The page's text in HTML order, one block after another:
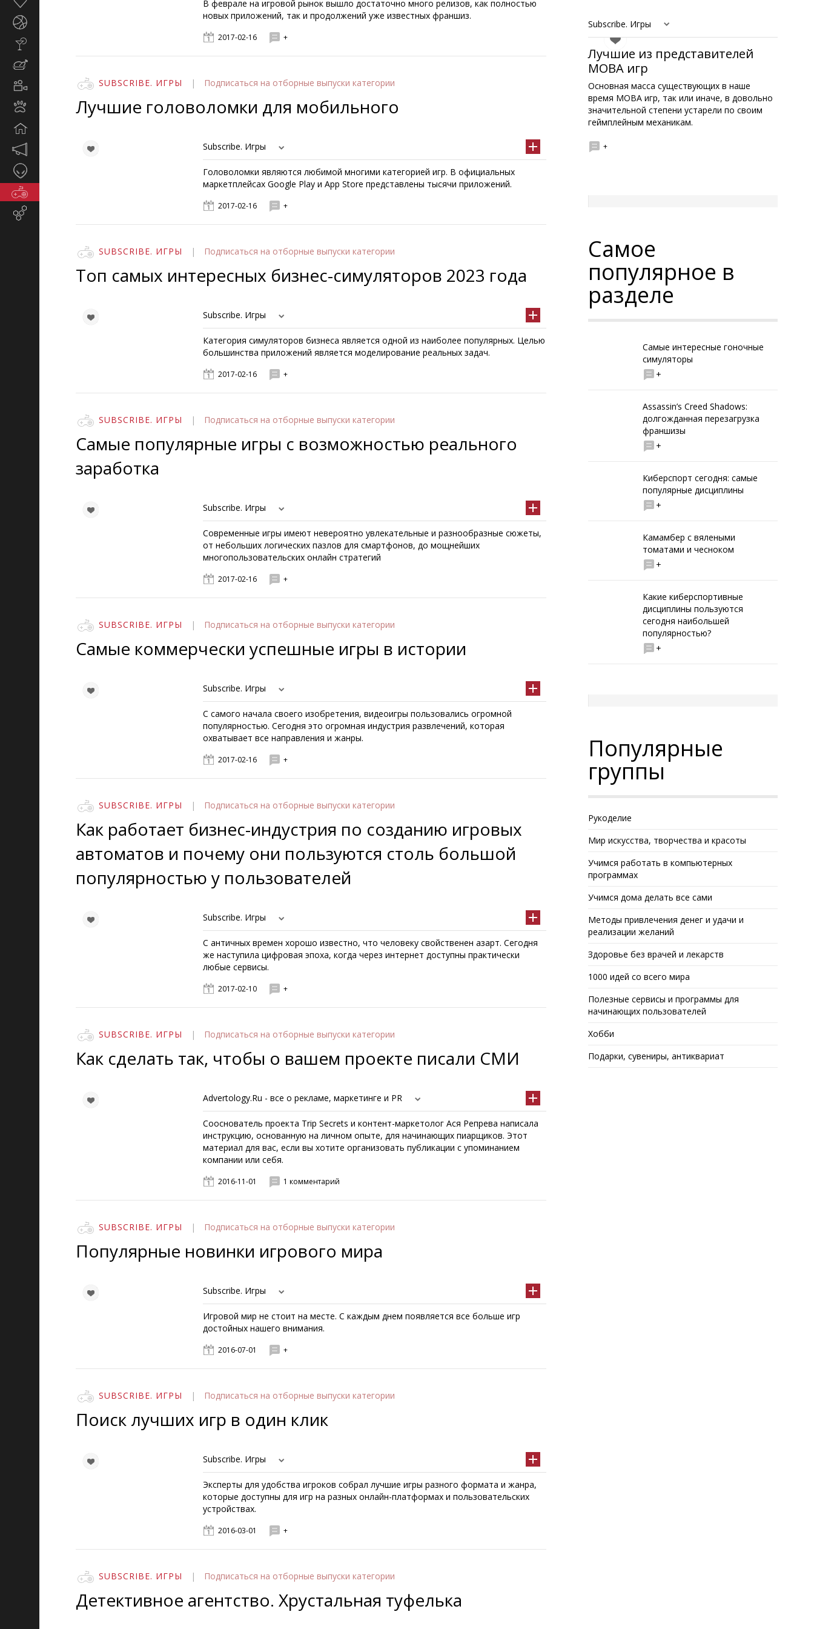
Животные
Маркетинг
маркетинг
В феврале на игровой рынок вышло достаточно много релизов, как полностью
новых приложений, так и продолжений уже известных франшиз.
2017-02-16 +
SUBSCRIBE. ИГРЫ | Подписаться на отборные выпуски категории
Лучшие головоломки для мобильного
Subscribe. Игры
Головоломки являются любимой многими категорией игр. В официальных
маркетплейсах Google Play и App Store представлены тысячи приложений.
2017-02-16 +
SUBSCRIBE. ИГРЫ | Подписаться на отборные выпуски категории
Топ самых интересных бизнес-симуляторов 2023 года
Subscribe. Игры
Категория симуляторов бизнеса является одной из наиболее популярных. Целью
большинства приложений является моделирование реальных задач.
2017-02-16 +
SUBSCRIBE. ИГРЫ | Подписаться на отборные выпуски категории
Самые популярные игры с возможностью реального
заработка
Subscribe. Игры
Современные игры имеют невероятно увлекательные и разнообразные сюжеты,
от небольших логических пазлов для смартфонов, до мощнейших
многопользовательских онлайн стратегий
2017-02-16 +
SUBSCRIBE. ИГРЫ | Подписаться на отборные выпуски категории
Самые коммерчески успешные игры в истории
Subscribe. Игры
С самого начала своего изобретения, видеоигры пользовались огромной
популярностью. Сегодня это огромная индустрия развлечений, которая
охватывает все направления и жанры.
2017-02-16 +
SUBSCRIBE. ИГРЫ | Подписаться на отборные выпуски категории
Как работает бизнес-индустрия по созданию игровых
автоматов и почему они пользуются столь большой
популярностью у пользователей
Subscribe. Игры
С античных времен хорошо известно, что человеку свойственен азарт. Сегодня
же наступила цифровая эпоха, когда через интернет доступны практически
любые сервисы.
2017-02-10 +
SUBSCRIBE. ИГРЫ | Подписаться на отборные выпуски категории
Как сделать так, чтобы о вашем проекте писали СМИ
Advertology.Ru - все о рекламе, маркетинге и PR
Сооснователь проекта Trip Secrets и контент-маркетолог Ася Репрева написала
инструкцию, основанную на личном опыте, для начинающих пиарщиков. Этот
материал для вас, если вы хотите организовать публикации с упоминанием
компании или себя.
2016-11-01 1 комментарий
SUBSCRIBE. ИГРЫ | Подписаться на отборные выпуски категории
Популярные новинки игрового мира
Subscribe. Игры
Игровой мир не стоит на месте. С каждым днем появляется все больше игр
достойных нашего внимания.
2016-07-01 +
SUBSCRIBE. ИГРЫ | Подписаться на отборные выпуски категории
Поиск лучших игр в один клик
Subscribe. Игры
Эксперты для удобства игроков собрал лучшие игры разного формата и жанра,
которые доступны для игр на разных онлайн-платформах и пользовательских
устройствах.
2016-03-01 +
SUBSCRIBE. ИГРЫ | Подписаться на отборные выпуски категории
Детективное агентство. Хрустальная туфелька
Subscribe. Игры
Лучшие из представителей
MOBA игр
Основная масса существующих в наше
время MOBA игр, так или иначе, в довольно
значительной степени устарели по своим
геймплейным механикам.
+
Самое
популярное в
разделе
Самые интересные гоночные
симуляторы
+
Assassin’s Creed Shadows:
долгожданная перезагрузка
франшизы
+
Киберспорт сегодня: самые
популярные дисциплины
+
Камамбер с вялеными
томатами и чесноком
+
Какие киберспортивные
дисциплины пользуются
сегодня наибольшей
популярностью?
+
Популярные
группы
Рукоделие
Мир искусства, творчества и красоты
Учимся работать в компьютерных
программах
Учимся дома делать все сами
Методы привлечения денег и удачи и
реализации желаний
Здоровье без врачей и лекарств
1000 идей со всего мира
Полезные сервисы и программы для
начинающих пользователей
Хобби
Подарки, сувениры, антиквариат